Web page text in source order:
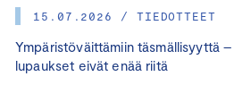
15.07.2026 / TIEDOTTEET
Ympäristöväittämiin täsmällisyyttä
lupaukset eivät enää riitä